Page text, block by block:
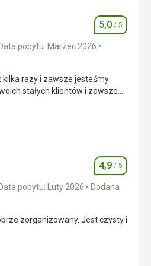
Ocena
5,0 / 5
Data pobytu: Marzec 2026
kilka razy i zawsze jesteśmy
stałych klientów i zawsze
razy i zawsze jesteśmy
5,0/ 5
5,0/ 5
Ocena
4,9 / 5
Data pobytu: Luty 2026
Dodana
zorganizowany. Jest czysty i
zorganizowany. Jest czysty i